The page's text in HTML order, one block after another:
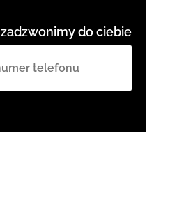
zadzwonimy do ciebie